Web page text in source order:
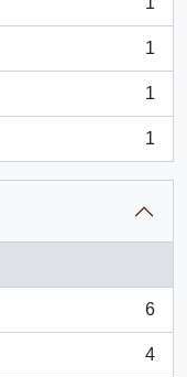
1
1
1
6
4